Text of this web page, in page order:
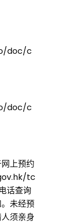
doc/c
doc/c
上预约
tc
话查询
未经预
须亲身